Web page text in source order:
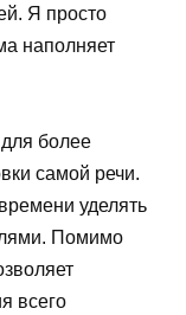
Я просто
наполняет
более
самой речи.
уделять
Помимо
всего